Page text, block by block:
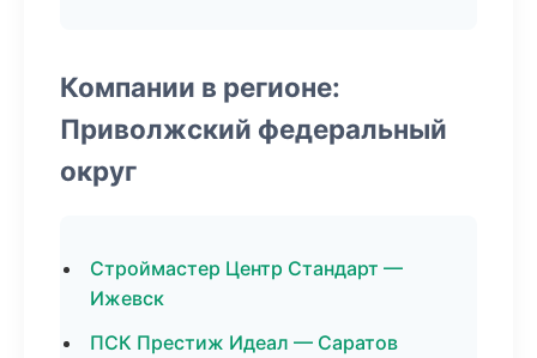
Компании в регионе:
Приволжский федеральный
округ
Строймастер Центр Стандарт —
Ижевск
ПСК Престиж Идеал — Саратов